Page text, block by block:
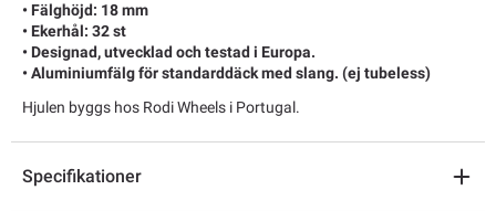
• Fälghöjd: 18 mm
• Ekerhål: 32 st
• Designad, utvecklad och testad i Europa.
• Aluminiumfälg för standarddäck med slang. (ej tubeless)
Hjulen byggs hos Rodi Wheels i Portugal.
Specifikationer